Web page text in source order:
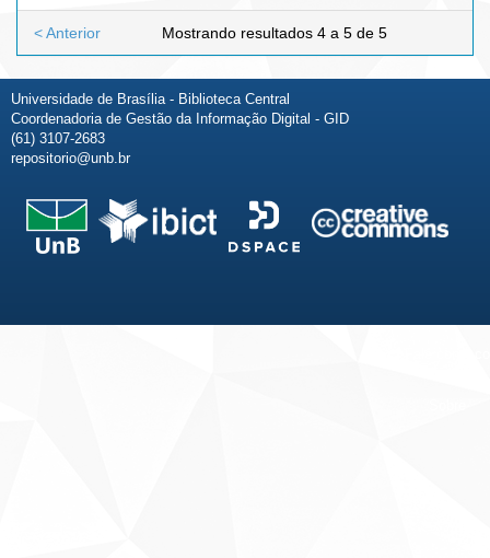
Mostrando resultados 4 a 5 de 5
< Anterior
Universidade de Brasília - Biblioteca Central
Coordenadoria de Gestão da Informação Digital - GID
(61) 3107-2683
repositorio@unb.br